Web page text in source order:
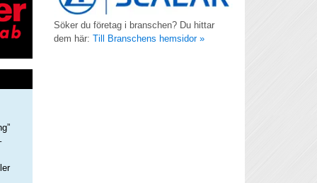
Söker du företag i branschen? Du hittar
dem här: Till Branschens hemsidor »